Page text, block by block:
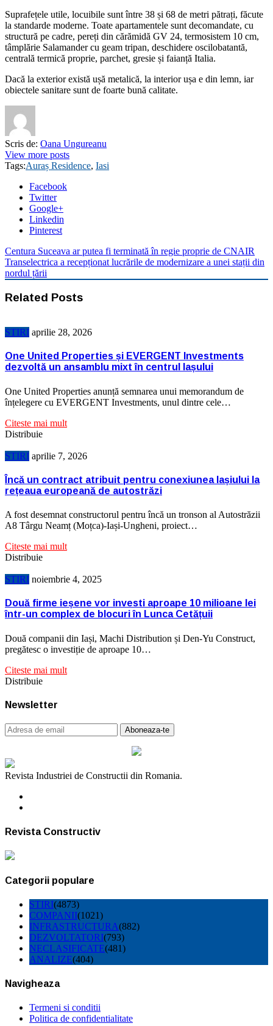
Suprafețele utile, locuibile sunt între 38 și 68 de metri pătrați, făcute
la standarde moderne. Toate apartamentele sunt decomandate, cu
structură pe cadre, pereți din cărămidă GV 24, termosistem 10 cm,
tâmplărie Salamander cu geam tripan, deschidere oscilobatantă,
centrală termică proprie, parchet, gresie și faianță Italia.
Dacă la exterior există ușă metalică, la interior ușa e din lemn, iar
obiectele sanitare sunt de foarte bună calitate.
Scris de: Oana Ungureanu
View more posts
Tags:Auraș Residence, Iasi
Facebook
Twitter
Google+
Linkedin
Pinterest
Centura Suceava ar putea fi terminată în regie proprie de CNAIR
Transelectrica a recepționat lucrările de modernizare a unei stații din
nordul țării
Related Posts
STIRI aprilie 28, 2026
One United Properties și EVERGENT Investments
dezvoltă un ansamblu mixt în centrul Iașului
One United Properties anunță semnarea unui memorandum de
înțelegere cu EVERGENT Investments, unul dintre cele…
Citeste mai mult
Distribuie
STIRI aprilie 7, 2026
Încă un contract atribuit pentru conexiunea Iașiului la
rețeaua europeană de autostrăzi
A fost desemnat constructorul pentru încă un tronson al Autostrăzii
A8 Târgu Neamț (Moțca)-Iași-Ungheni, proiect…
Citeste mai mult
Distribuie
STIRI noiembrie 4, 2025
Două firme ieșene vor investi aproape 10 milioane lei
într-un complex de blocuri în Lunca Cetățuii
Două companii din Iași, Machi Distribution și Den-Yu Construct,
pregătesc o investiție de aproape 10…
Citeste mai mult
Distribuie
Newsletter
Revista Industriei de Constructii din Romania.
Revista Constructiv
Categorii populare
STIRI(4873)
COMPANII(1021)
INFRASTRUCTURA(882)
DEZVOLTATORI(793)
NECLASIFICATE(481)
ANALIZE(404)
Navigheaza
Termeni si conditii
Politica de confidentialitate